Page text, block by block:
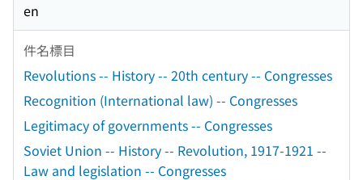
en
件名標目
Revolutions -- History -- 20th century -- Congresses
Recognition (International law) -- Congresses
Legitimacy of governments -- Congresses
Soviet Union -- History -- Revolution, 1917-1921 --
Law and legislation -- Congresses